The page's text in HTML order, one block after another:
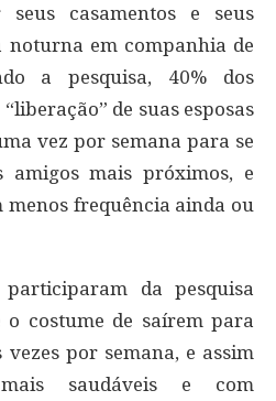
seus casamentos e seus
noturna em companhia de
a pesquisa, 40% dos
de suas esposas
vez por semana para se
amigos mais próximos, e
menos frequência ainda ou
da pesquisa
costume de saírem para
por semana, e assim
saudáveis e com